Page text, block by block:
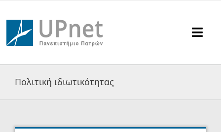
στο
περιεχόμενο
Υπηρεσίες
Πολιτική ιδιωτικότητας